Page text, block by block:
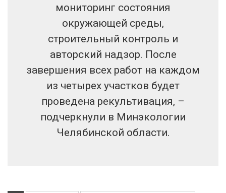
мониторинг состояния
окружающей среды,
строительный контроль и
авторский надзор. После
завершения всех работ на каждом
из четырех участков будет
проведена рекультивация, –
подчеркнули в Минэкологии
Челябинской области.